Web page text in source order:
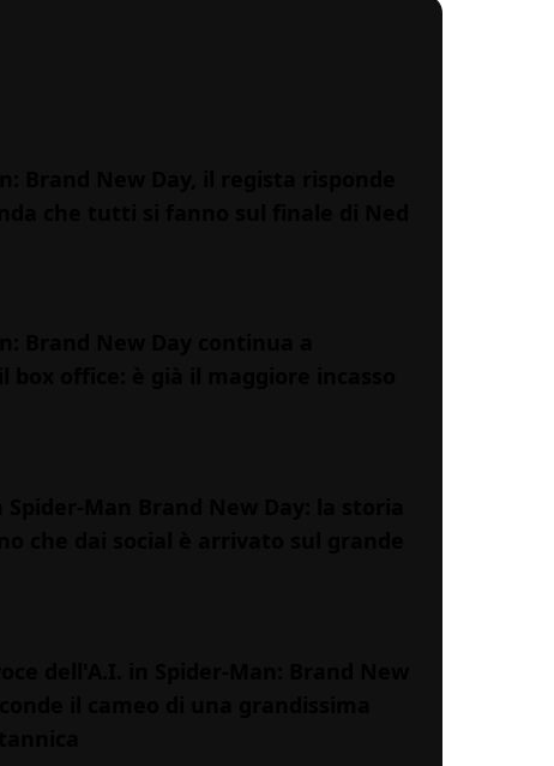
Brand New Day, il regista risponde
che tutti si fanno sul finale di Ned
Brand New Day continua a
box office: è già il maggiore incasso
Man Brand New Day: la storia
che dai social è arrivato sul grande
dell'A.I. in Spider-Man: Brand New
il cameo di una grandissima